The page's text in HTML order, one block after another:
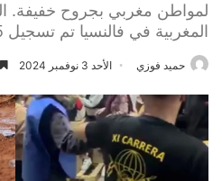
لمواطن مغربي بجروح خفيفة.
المغربية في فالنسيا تم تسجيل 45 مغربيًا من المفقودين، .
حميد فوزي الأحد 3 نوفمبر 2024